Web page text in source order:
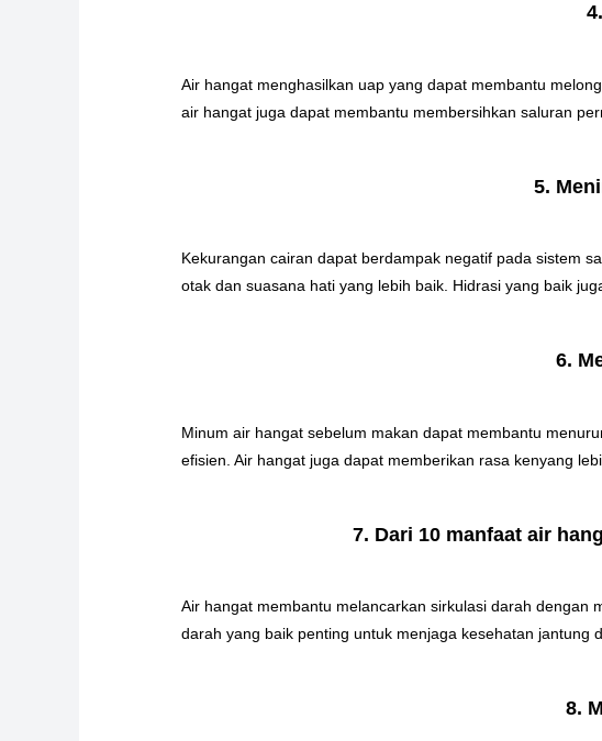
Air hangat menghasilkan uap yang dapat membantu
air hangat juga dapat membantu membersihkan saluran
5.
Kekurangan cairan dapat berdampak negatif pada sistem
otak dan suasana hati yang lebih baik. Hidrasi yang baik
6.
Minum air hangat sebelum makan dapat membantu
efisien. Air hangat juga dapat memberikan rasa kenyang
7. Dari 10 manfaat air
Air hangat membantu melancarkan sirkulasi darah dengan
darah yang baik penting untuk menjaga kesehatan jantung
8.